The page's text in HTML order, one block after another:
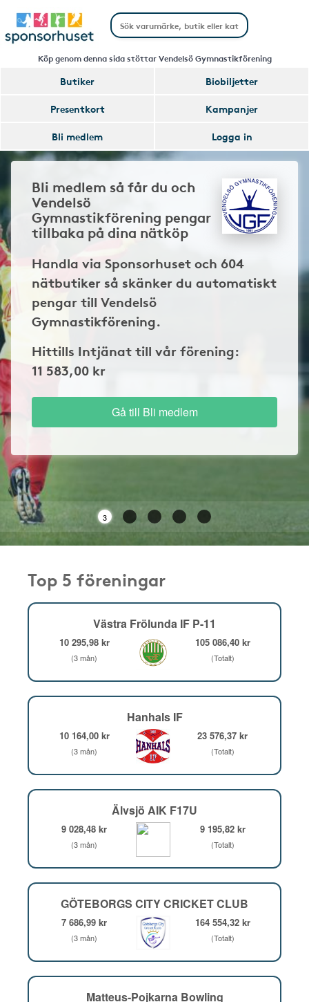
Köp genom denna sida stöttar Vendelsö Gymnastikförening
Butiker
Biobiljetter
Presentkort
Kampanjer
Bli medlem
Logga in
Bli medlem så får du och
Vendelsö
Gymnastikförening pengar
tillbaka på dina nätköp
Handla via Sponsorhuset och 604
nätbutiker så skänker du automatiskt
pengar till Vendelsö
Gymnastikförening.
Hittills Intjänat till vår förening:
11 583,00 kr
Gå till Bli medlem
3
Top 5 föreningar
Västra Frölunda IF P-11
10 295,98 kr
(3 mån)
105 086,40 kr
(Totalt)
Hanhals IF
10 164,00 kr
(3 mån)
23 576,37 kr
(Totalt)
Älvsjö AIK F17U
9 028,48 kr
(3 mån)
9 195,82 kr
(Totalt)
GÖTEBORGS CITY CRICKET CLUB
7 686,99 kr
(3 mån)
164 554,32 kr
(Totalt)
Matteus-Pojkarna Bowling